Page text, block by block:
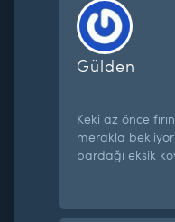
Gülden
Keki az önce
merakla
bardağı eksik